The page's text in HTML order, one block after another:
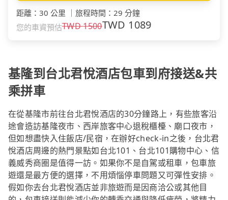
距離 ： 30 公里 旅程時間 ： 29 分鐘
您的車資預估TWD1500TWD 1089
基隆到台北君悅酒店包車到府接送&共
乘拼車
在從基隆市前往台北君悅酒店的30分鐘路上，有些旅客沿
途會造訪基隆夜市、西岸旅客中心退稅櫃檯、廟口夜市，
但如想盡快入住飯店/民宿，在辦好check-in之後，台北君
悅酒店周邊的熱門景點如台北101、台北101購物中心、信
義威秀商圈是值得一訪。如果你不是自駕或租車，包車旅
遊還是最方便的選擇，不用煩惱停車問題又可彈性安排。
假如你去台北君悅酒店並非旅遊而是因商洽公或其他目